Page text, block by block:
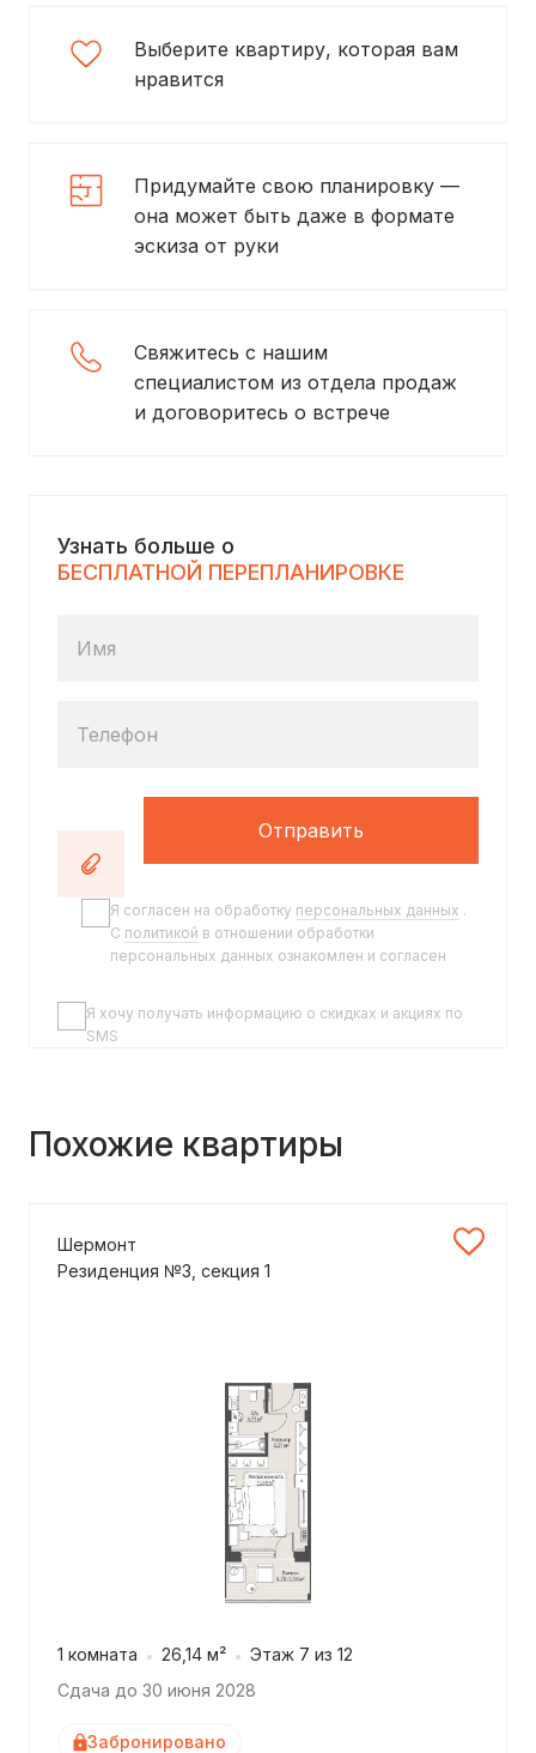
Выберите квартиру, которая вам
нравится
Придумайте свою планировку —
она может быть даже в формате
эскиза от руки
Свяжитесь с нашим
специалистом из отдела продаж
и договоритесь о встрече
Узнать больше о
БЕСПЛАТНОЙ ПЕРЕПЛАНИРОВКЕ
Имя
Телефон
Отправить
Я согласен на обработку персональных данных .
C политикой в отношении обработки
персональных данных ознакомлен и согласен
Я хочу получать информацию о скидках и акциях по
SMS
Похожие квартиры
Шермонт
Резиденция №3, секция 1
1 комната 26,14 м²
Этаж 7 из 12
Сдача до 30 июня 2028
Забронировано